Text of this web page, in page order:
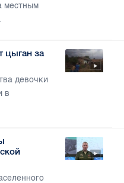
местным
цыган за
девочки
в